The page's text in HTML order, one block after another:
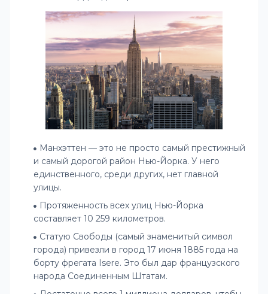
Манхэттен — это не просто самый престижный
и самый дорогой район Нью-Йорка. У него
единственного, среди других, нет главной
улицы.
Протяженность всех улиц Нью-Йорка
составляет 10 259 километров.
Статую Свободы (самый знаменитый символ
города) привезли в город 17 июня 1885 года на
борту фрегата Isere. Это был дар французского
народа Соединенным Штатам.